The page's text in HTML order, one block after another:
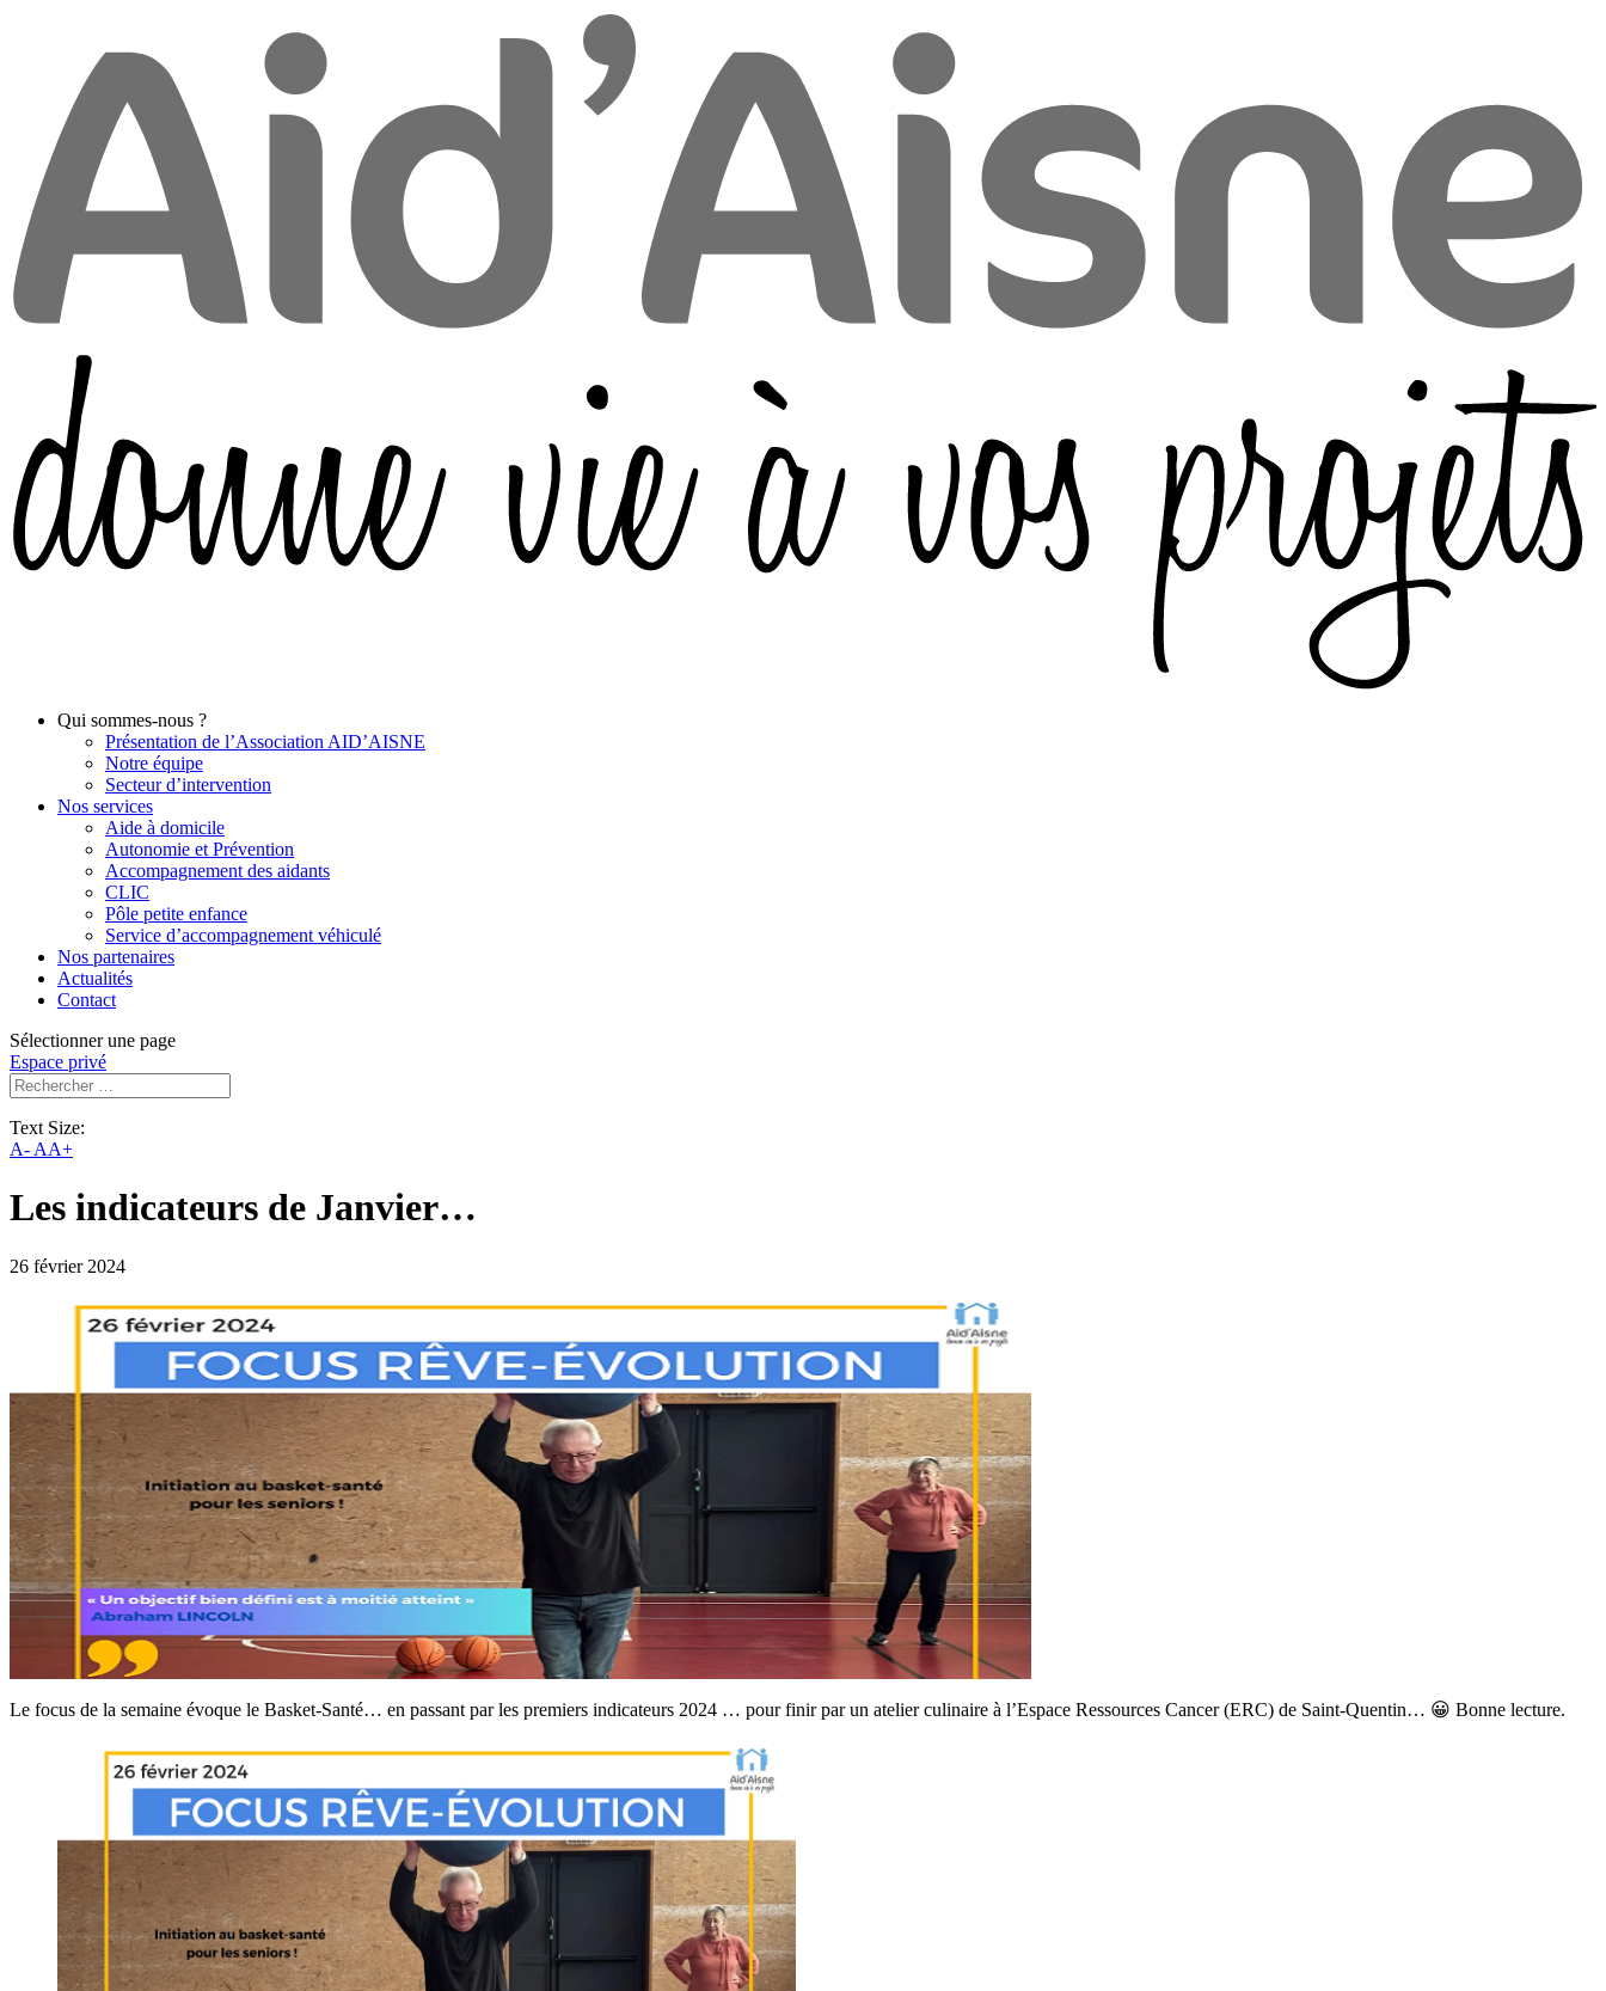
Qui sommes-nous ?
Présentation de l’Association AID’AISNE
Notre équipe
Secteur d’intervention
Nos services
Aide à domicile
Autonomie et Prévention
Accompagnement des aidants
CLIC
Pôle petite enfance
Service d’accompagnement véhiculé
Nos partenaires
Actualités
Contact
Sélectionner une page
Espace privé
Text Size:
A- AA+
Les indicateurs de Janvier…
26 février 2024
Le focus de la semaine évoque le Basket-Santé… en passant par les premiers indicateurs 2024 … pour finir par un atelier culinaire à l’Espace Ressources Cancer (ERC) de Saint-Quentin… 😀 Bonne lecture.